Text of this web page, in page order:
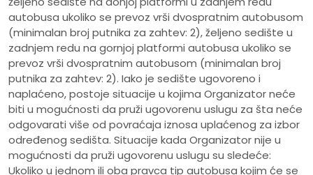
autobusa ukoliko se prevoz vrši dvospratnim autobusom
(minimalan broj putnika za zahtev: 2), željeno sedište u
zadnjem redu na gornjoj platformi autobusa ukoliko se
prevoz vrši dvospratnim autobusom (minimalan broj
putnika za zahtev: 2). Iako je sedište ugovoreno i
naplaćeno, postoje situacije u kojima Organizator neće
biti u mogućnosti da pruži ugovorenu uslugu za šta neće
odgovarati više od povraćaja iznosa uplaćenog za izbor
određenog sedišta. Situacije kada Organizator nije u
mogućnosti da pruži ugovorenu uslugu su sledeće:
Ukoliko u jednom ili oba pravca tip autobusa kojim će se